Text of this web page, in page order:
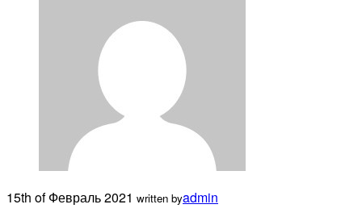
15th of Февраль 2021 written byadmin